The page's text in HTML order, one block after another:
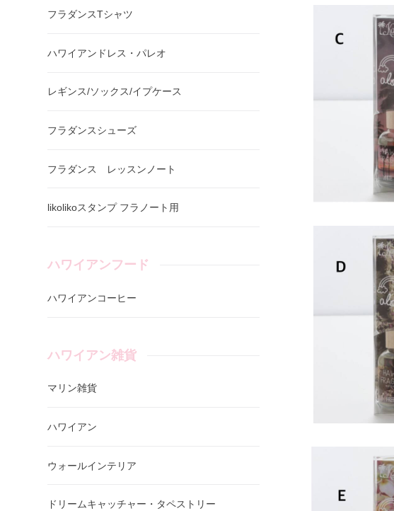
フラダンスTシャツ
ハワイアンドレス・パレオ
レギンス/ソックス/イプケース
フラダンスシューズ
フラダンス レッスンノート
likolikoスタンプ フラノート用
ハワイアンフード
ハワイアンコーヒー
ハワイアン雑貨
マリン雑貨
ハワイアン
ウォールインテリア
ドリームキャッチャー・タペストリー